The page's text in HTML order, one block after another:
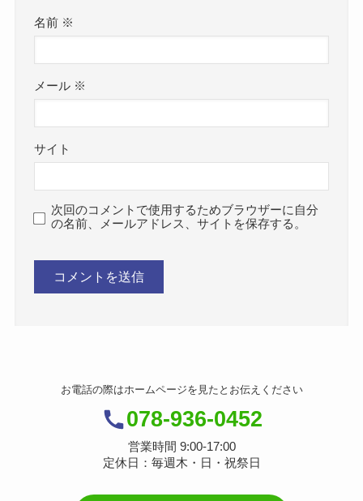
名前 ※
メール ※
サイト
次回のコメントで使用するためブラウザーに自分
の名前、メールアドレス、サイトを保存する。
お電話の際はホームページを見たとお伝えください
078-936-0452
営業時間 9:00-17:00
定休日：毎週木・日・祝祭日